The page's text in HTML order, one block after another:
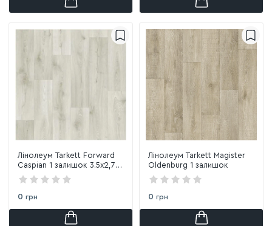
Лінолеум Tarkett Forward
Caspian 1 залишок 3.5х2,75
м
0 грн
Лінолеум Tarkett Magister
Oldenburg 1 залишок
0 грн